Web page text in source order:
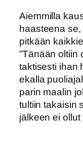
Aiemmilla
haasteena
pitkään
”Tänään oltiin
taktisesti ihan
ekalla
parin maalin
tultiin takaisin
jälkeen ei ollut